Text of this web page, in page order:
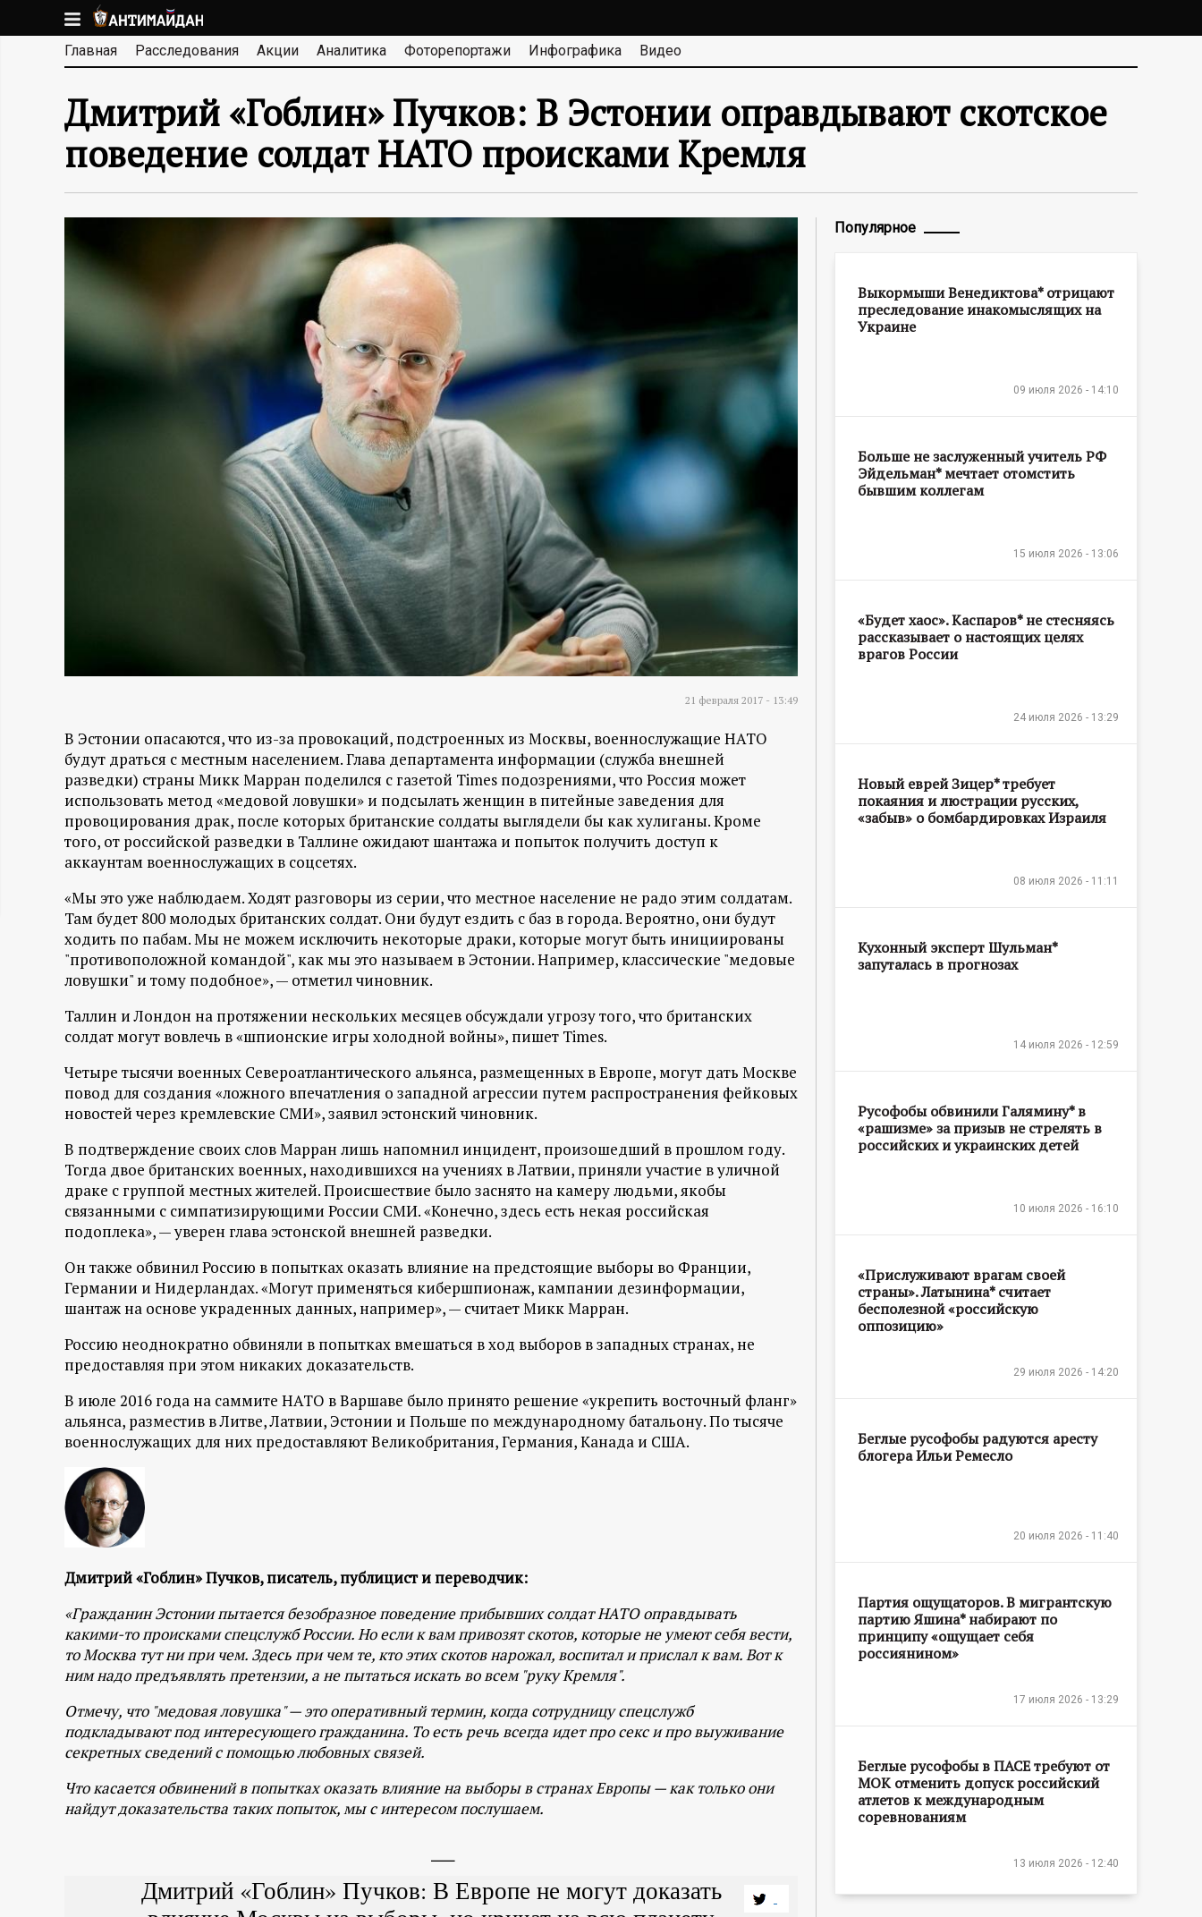
к
основномуА
Н
Т
И
М
А
Й
Д
м
а
ц
и
о
н
ы
й
п
о
р
т
а
л
Главная Расследования Акции Аналитика Фоторепортажи Инфографика Видео
Дмитрий «Гоблин» Пучков: В Эстонии оправдывают скотское
поведение солдат НАТО происками Кремля
21 февраля 2017 - 13:49
В Эстонии опасаются, что из-за провокаций, подстроенных из Москвы, военнослужащие НАТО
будут драться с местным населением. Глава департамента информации (служба внешней
разведки) страны Микк Марран поделился с газетой Times подозрениями, что Россия может
использовать метод «медовой ловушки» и подсылать женщин в питейные заведения для
провоцирования драк, после которых британские солдаты выглядели бы как хулиганы. Кроме
того, от российской разведки в Таллине ожидают шантажа и попыток получить доступ к
аккаунтам военнослужащих в соцсетях.
«Мы это уже наблюдаем. Ходят разговоры из серии, что местное население не радо этим солдатам.
Там будет 800 молодых британских солдат. Они будут ездить с баз в города. Вероятно, они будут
ходить по пабам. Мы не можем исключить некоторые драки, которые могут быть инициированы
"противоположной командой", как мы это называем в Эстонии. Например, классические "медовые
ловушки" и тому подобное», — отметил чиновник.
Таллин и Лондон на протяжении нескольких месяцев обсуждали угрозу того, что британских
солдат могут вовлечь в «шпионские игры холодной войны», пишет Times.
Четыре тысячи военных Североатлантического альянса, размещенных в Европе, могут дать Москве
повод для создания «ложного впечатления о западной агрессии путем распространения фейковых
новостей через кремлевские СМИ», заявил эстонский чиновник.
В подтверждение своих слов Марран лишь напомнил инцидент, произошедший в прошлом году.
Тогда двое британских военных, находившихся на учениях в Латвии, приняли участие в уличной
драке с группой местных жителей. Происшествие было заснято на камеру людьми, якобы
связанными с симпатизирующими России СМИ. «Конечно, здесь есть некая российская
подоплека», — уверен глава эстонской внешней разведки.
Он также обвинил Россию в попытках оказать влияние на предстоящие выборы во Франции,
Германии и Нидерландах. «Могут применяться кибершпионаж, кампании дезинформации,
шантаж на основе украденных данных, например», — считает Микк Марран.
Россию неоднократно обвиняли в попытках вмешаться в ход выборов в западных странах, не
предоставляя при этом никаких доказательств.
В июле 2016 года на саммите НАТО в Варшаве было принято решение «укрепить восточный фланг»
альянса, разместив в Литве, Латвии, Эстонии и Польше по международному батальону. По тысяче
военнослужащих для них предоставляют Великобритания, Германия, Канада и США.
Дмитрий «Гоблин» Пучков, писатель, публицист и переводчик:
«Гражданин Эстонии пытается безобразное поведение прибывших солдат НАТО оправдывать
какими-то происками спецслужб России. Но если к вам привозят скотов, которые не умеют себя вести,
то Москва тут ни при чем. Здесь при чем те, кто этих скотов нарожал, воспитал и прислал к вам. Вот к
ним надо предъявлять претензии, а не пытаться искать во всем "руку Кремля".
Отмечу, что "медовая ловушка" — это оперативный термин, когда сотрудницу спецслужб
подкладывают под интересующего гражданина. То есть речь всегда идет про секс и про выуживание
секретных сведений с помощью любовных связей.
Что касается обвинений в попытках оказать влияние на выборы в странах Европы — как только они
найдут доказательства таких попыток, мы с интересом послушаем.
Дмитрий «Гоблин» Пучков: В Европе не могут доказать
Популярное
Выкормыши Венедиктова* отрицают
преследование инакомыслящих на
Украине
09 июля 2026 - 14:10
Больше не заслуженный учитель РФ
Эйдельман* мечтает отомстить
бывшим коллегам
15 июля 2026 - 13:06
«Будет хаос». Каспаров* не стесняясь
рассказывает о настоящих целях
врагов России
24 июля 2026 - 13:29
Новый еврей Зицер* требует
покаяния и люстрации русских,
«забыв» о бомбардировках Израиля
08 июля 2026 - 11:11
Кухонный эксперт Шульман*
запуталась в прогнозах
14 июля 2026 - 12:59
Русофобы обвинили Галямину* в
«рашизме» за призыв не стрелять в
российских и украинских детей
10 июля 2026 - 16:10
«Прислуживают врагам своей
страны». Латынина* считает
бесполезной «российскую
оппозицию»
29 июля 2026 - 14:20
Беглые русофобы радуются аресту
блогера Ильи Ремесло
20 июля 2026 - 11:40
Партия ощущаторов. В мигрантскую
партию Яшина* набирают по
принципу «ощущает себя
россиянином»
17 июля 2026 - 13:29
Беглые русофобы в ПАСЕ требуют от
МОК отменить допуск российский
атлетов к международным
соревнованиям
13 июля 2026 - 12:40